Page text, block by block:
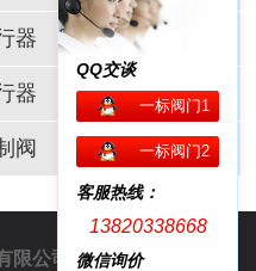
器
器
阀
限公司
QQ交谈
一标阀门1
一标阀门2
客服热线：
13820338668
微信询价